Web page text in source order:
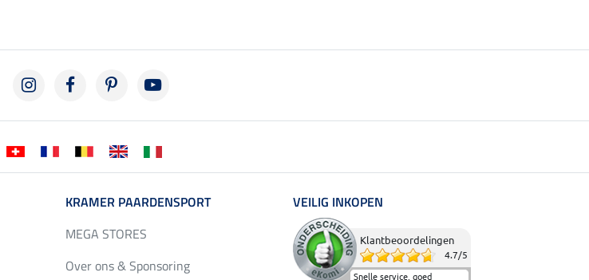
KRAMER PAARDENSPORT
MEGA STORES
Over ons & Sponsoring
VEILIG INKOPEN
Klantbeoordelingen
4.7/5
Snelle service, goed